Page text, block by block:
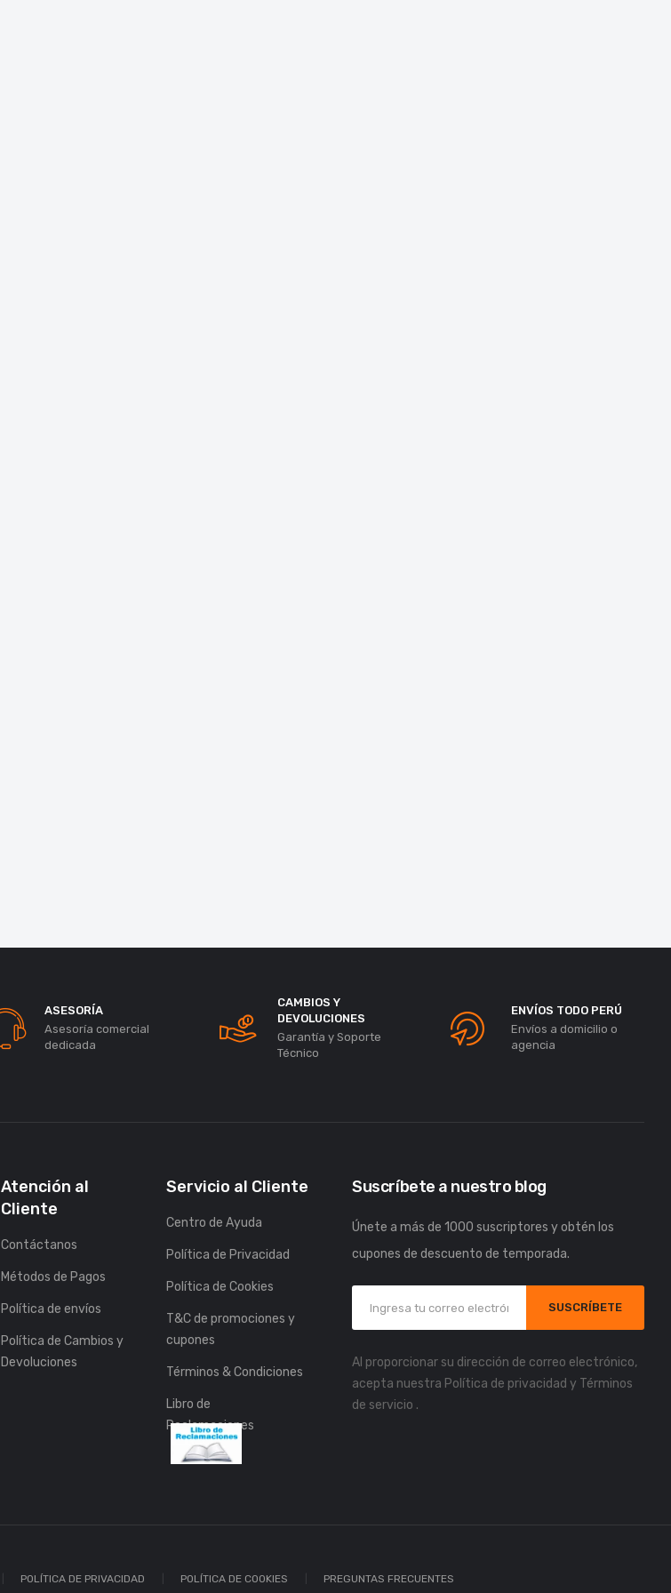
ASESORÍA
Asesoría comercial
dedicada
CAMBIOS Y
DEVOLUCIONES
Garantía y Soporte
Técnico
ENVÍOS TODO PERÚ
Envíos a domicilio o
agencia
Atención al
Cliente
Contáctanos
Métodos de Pagos
Política de envíos
Política de Cambios y
Devoluciones
Servicio al Cliente
Centro de Ayuda
Política de Privacidad
Política de Cookies
T&C de promociones y
cupones
Términos & Condiciones
Libro de
Reclamaciones
Suscríbete a nuestro blog
Únete a más de 1000 suscriptores y obtén los
cupones de descuento de temporada.
SUSCRÍBETE
Al proporcionar su dirección de correo electrónico,
acepta nuestra Política de privacidad y Términos
de servicio .
POLÍTICA DE PRIVACIDAD POLÍTICA DE COOKIES PREGUNTAS FRECUENTES